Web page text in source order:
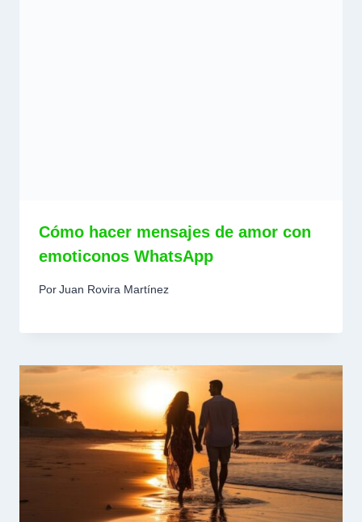
Cómo hacer mensajes de amor con
emoticonos WhatsApp
PorJuan Rovira Martínez